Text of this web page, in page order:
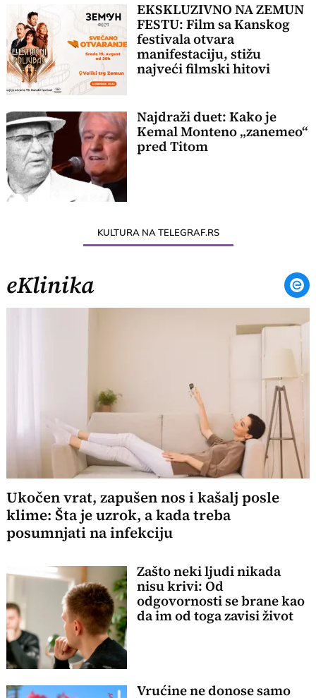
EKSKLUZIVNO NA ZEMUN
FESTU: Film sa Kanskog
festivala otvara
manifestaciju, stižu
najveći filmski hitovi
Najdraži duet: Kako je
Kemal Monteno „zanemeo“
pred Titom
KULTURA NA TELEGRAF.RS
eKlinika
Ukočen vrat, zapušen nos i kašalj posle
klime: Šta je uzrok, a kada treba
posumnjati na infekciju
Zašto neki ljudi nikada
nisu krivi: Od
odgovornosti se brane kao
da im od toga zavisi život
Vrućine ne donose samo